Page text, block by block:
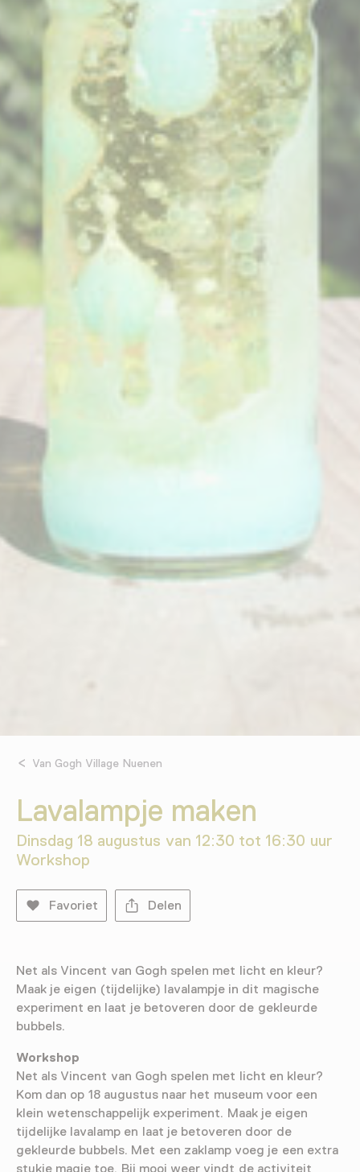
Van Gogh Village Nuenen
Lavalampje maken
Dinsdag 18 augustus van 12:30 tot 16:30 uur
Workshop
Favoriet Delen
Net als Vincent van Gogh spelen met licht en kleur?
Maak je eigen (tijdelijke) lavalampje in dit magische
experiment en laat je betoveren door de gekleurde
bubbels.
Workshop
Net als Vincent van Gogh spelen met licht en kleur?
Kom dan op 18 augustus naar het museum voor een
klein wetenschappelijk experiment. Maak je eigen
tijdelijke lavalamp en laat je betoveren door de
gekleurde bubbels. Met een zaklamp voeg je een extra
stukje magie toe. Bij mooi weer vindt de activiteit